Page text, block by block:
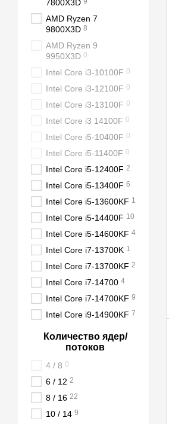
7800X3D
AMD Ryzen 7
9800X3D 8
AMD Ryzen 9
9950X3D 0
Intel Core i3-10100F 0
Intel Core i3-12100F 0
Intel Core i3-13100F 0
Intel Core i3 14100F 0
Intel Core i5-10400F 0
Intel Core i5-11400F 0
Intel Core i5-12400F 2
Intel Core i5-13400F 6
Intel Core i5-13600KF 1
Intel Core i5-14400F 10
Intel Core i5-14600KF 4
Intel Core i7-13700K 1
Intel Core i7-13700KF 2
Intel Core i7-14700 4
Intel Core i7-14700KF 9
Intel Core i9-14900KF 7
Количество ядер/
потоков
4 / 8 0
6 / 12 2
8 / 16 22
10 / 14 9